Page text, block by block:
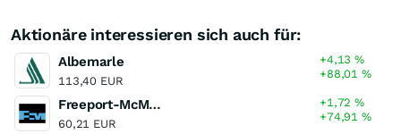
Aktionäre interessieren sich auch für:
Albemarle
113,40 EUR
+4,13%
+88,01%
Freeport-McMoRan
60,21 EUR
+1,72%
+74,91%